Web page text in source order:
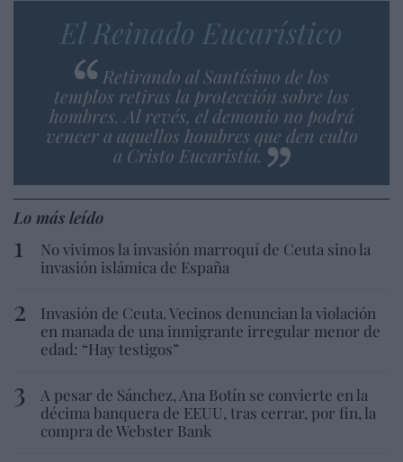
El Reinado Eucarístico
Retirando al Santísimo de los
templos retiras la protección sobre los
hombres. Al revés, el demonio no podrá
vencer a aquellos hombres que den culto
a Cristo Eucaristía.
Lo más leído
No vivimos la invasión marroquí de Ceuta sino la
invasión islámica de España
Invasión de Ceuta. Vecinos denuncian la violación
en manada de una inmigrante irregular menor de
edad: “Hay testigos”
A pesar de Sánchez, Ana Botín se convierte en la
décima banquera de EEUU, tras cerrar, por fin, la
compra de Webster Bank